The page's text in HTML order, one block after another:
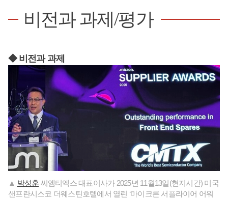
비전과 과제/평가
◆ 비전과 과제
▲ 박성훈 씨엠티엑스 대표이사가 2025년 11월13일(현지시간) 미국
샌프란시스코 더웨스틴호텔에서 열린 ‘마이크론 서플라이어 어워